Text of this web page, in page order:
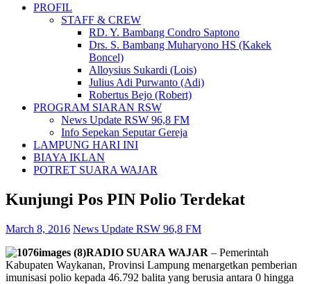
PROFIL
STAFF & CREW
RD. Y. Bambang Condro Saptono
Drs. S. Bambang Muharyono HS (Kakek
Boncel)
Alloysius Sukardi (Lois)
Julius Adi Purwanto (Adi)
Robertus Bejo (Robert)
PROGRAM SIARAN RSW
News Update RSW 96,8 FM
Info Sepekan Seputar Gereja
LAMPUNG HARI INI
BIAYA IKLAN
POTRET SUARA WAJAR
Kunjungi Pos PIN Polio Terdekat
March 8, 2016 News Update RSW 96,8 FM
RADIO SUARA WAJAR – Pemerintah
Kabupaten Waykanan, Provinsi Lampung menargetkan pemberian
imunisasi polio kepada 46.792 balita yang berusia antara 0 hingga